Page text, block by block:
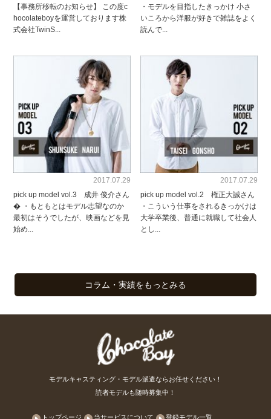
【事務所移転のお知らせ】 この度c
hocolateboyを運営しております株
式会社TwinS...
・モデルを目指したきっかけ 小さ
いころから洋服が好きで雑誌をよく
読んで...
2017.07.29
pick up model vol.3 成井 俊介さん
� ・もともとはモデル志望なのか
最初はそうでしたが、映画などを見
始め...
2017.07.29
pick up model vol.2 権正大誠さん
・こういう仕事をされるきっかけは
大学卒業後、普通に就職して社会人
とし...
コラム・実績をもっとみる
モデルキャスティング・モデル派遣ならお任せください！
読者モデルも随時募集中！
トップページ 当サービスについて 登録モデル一覧